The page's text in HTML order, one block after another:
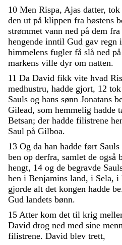
10 Men Rispa, Ajas datter, tok
den ut på klippen fra høstens
strømmet vann ned på dem fra
hengende inntil Gud gav regn
himmelens fugler få slå ned på
markens ville dyr om natten.
11 Da David fikk vite hvad
medhustru, hadde gjort, 12 tok
Sauls og hans sønn Jonatans
Gilead, som hemmelig hadde
Betsan; der hadde filistrene
Saul på Gilboa.
13 Og da han hadde ført Sauls
ben op derfra, samlet de også
hengt, 14 og de begravde
ben i Benjamins land, i Sela, i
gjorde alt det kongen hadde
Gud landets bønn.
15 Atter kom det til krig
David drog ned med sine menn
filistrene. David blev trett,